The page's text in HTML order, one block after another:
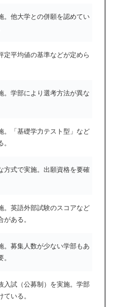
。他大学との併願を認めてい
定平均値の基準などが定めら
。学部により選考方法が異な
。「基礎学力テスト型」など
方式で実施。出願資格を要確
。英語外部試験のスコアなど
ある。
。募集人数が少ない学部もあ
入試（公募制）を実施。学部
いる。